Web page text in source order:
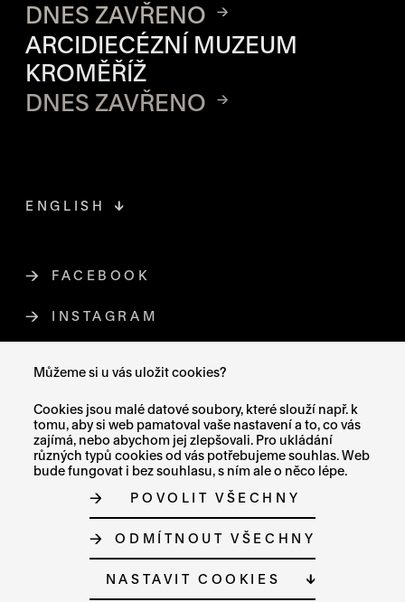
Můžeme si u vás uložit cookies?
Cookies jsou malé datové soubory, které slouží např. k
tomu, aby si web pamatoval vaše nastavení a to, co vás
zajímá, nebo abychom jej zlepšovali. Pro ukládání
různých typů cookies od vás potřebujeme souhlas. Web
bude fungovat i bez souhlasu, s ním ale o něco lépe.
POVOLIT VŠECHNY
ODMÍTNOUT VŠECHNY
NASTAVIT COOKIES
DNES ZAVŘENO
ARCIDIECÉZNÍ MUZEUM
KROMĚŘÍŽ
DNES ZAVŘENO
FACEBOOKODKAZ SE OTEVŘE NA NOVÉ
INSTAGRAMODKAZ SE OTEVŘE NA NOVÉ
ENGLISH
© MUZEUM UMĚNÍ OLOMOUC 2023
PROHLÁŠENÍ O PŘÍSTUPNOSTI
O COOKIES
NASTAVENÍ COOKIES